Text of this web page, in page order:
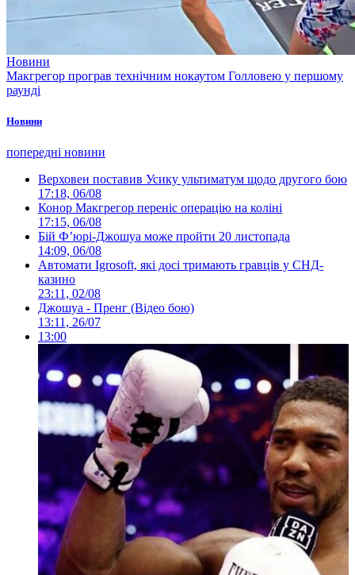
Новини
Макгрегор програв технічним нокаутом Голловею у першому
раунді
Новини
попередні новини
Верховен поставив Усику ультиматум щодо другого бою
17:18, 06/08
Конор Макгрегор переніс операцію на коліні
17:15, 06/08
Бій Ф’юрі-Джошуа може пройти 20 листопада
14:09, 06/08
Автомати Igrosoft, які досі тримають гравців у СНД-
казино
23:11, 02/08
Джошуа - Пренг (Відео бою)
13:11, 26/07
13:00